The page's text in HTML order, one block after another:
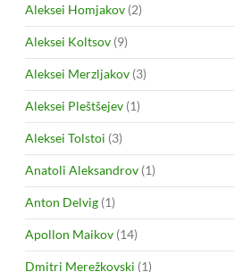
Aleksei Homjakov (2)
Aleksei Koltsov (9)
Aleksei Merzljakov (3)
Aleksei Pleštšejev (1)
Aleksei Tolstoi (3)
Anatoli Aleksandrov (1)
Anton Delvig (1)
Apollon Maikov (14)
Dmitri Merežkovski (1)